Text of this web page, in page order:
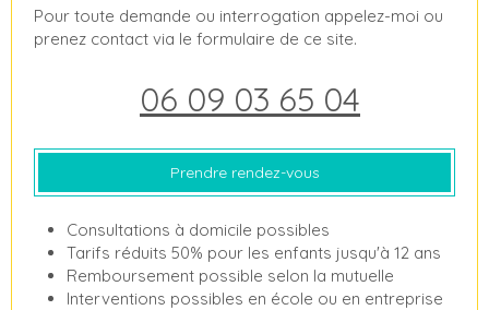
Pour toute demande ou interrogation appelez-moi ou
prenez contact via le formulaire de ce site.
06 09 03 65 04
Prendre rendez-vous
Consultations à domicile possibles
Tarifs réduits 50% pour les enfants jusqu'à 12 ans
Remboursement possible selon la mutuelle
Interventions possibles en école ou en entreprise